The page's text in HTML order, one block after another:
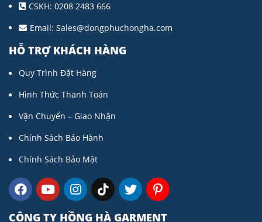
CSKH: 0208 2483 666
Email: Sales@dongphuchongha.com
HỖ TRỢ KHÁCH HÀNG
Quy Trình Đặt Hàng
Hình Thức Thanh Toán
Vận Chuyển – Giao Nhận
Chính Sách Bảo Hành
Chính Sách Bảo Mật
CÔNG TY HỒNG HÀ GARMENT